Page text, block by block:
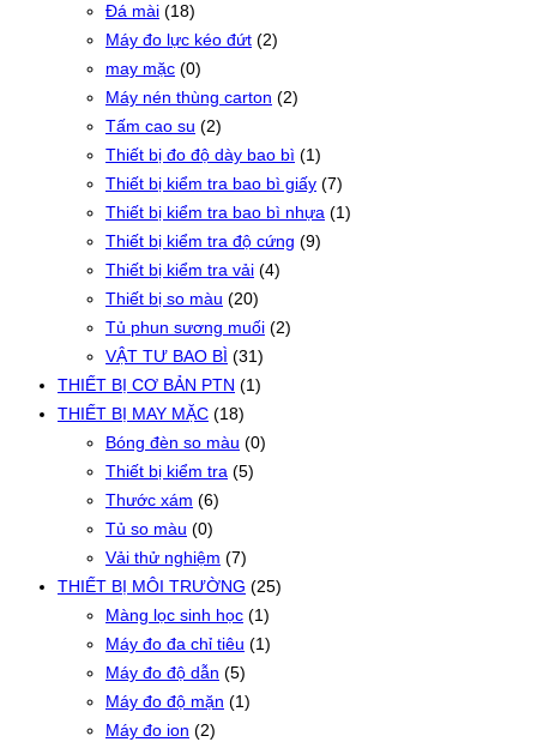
Đá mài (18)
Máy đo lực kéo đứt (2)
may mặc (0)
Máy nén thùng carton (2)
Tấm cao su (2)
Thiết bị đo độ dày bao bì (1)
Thiết bị kiểm tra bao bì giấy (7)
Thiết bị kiểm tra bao bì nhựa (1)
Thiết bị kiểm tra độ cứng (9)
Thiết bị kiểm tra vải (4)
Thiết bị so màu (20)
Tủ phun sương muối (2)
VẬT TƯ BAO BÌ (31)
THIẾT BỊ CƠ BẢN PTN (1)
THIẾT BỊ MAY MẶC (18)
Bóng đèn so màu (0)
Thiết bị kiểm tra (5)
Thước xám (6)
Tủ so màu (0)
Vải thử nghiệm (7)
THIẾT BỊ MÔI TRƯỜNG (25)
Màng lọc sinh học (1)
Máy đo đa chỉ tiêu (1)
Máy đo độ dẫn (5)
Máy đo độ mặn (1)
Máy đo ion (2)